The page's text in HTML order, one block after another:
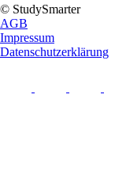
© StudySmarter
AGB
Impressum
Datenschutzerklärung